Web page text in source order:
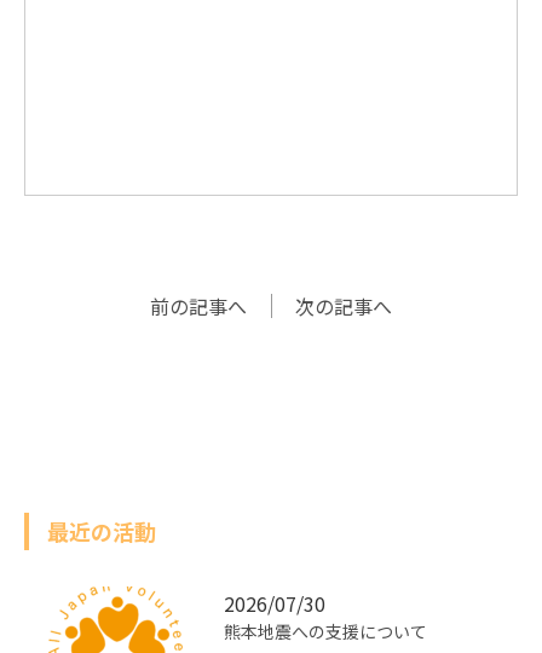
前の記事へ 次の記事へ
最近の活動
2026/07/30
熊本地震への支援について